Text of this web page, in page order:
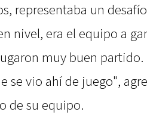
representaba un
nivel, era el equipo a
muy buen
se vio ahí de juego",
de su equipo.